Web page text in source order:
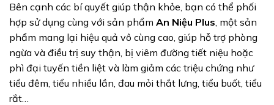
Bên cạnh các bí quyết giúp thận khỏe, bạn có thể phối
hợp sử dụng cùng với sản phẩm An Niệu Plus , một sản
phẩm mang lại hiệu quả vô cùng cao, giúp hỗ trợ phòng
ngừa và điều trị suy thận, bị viêm đường tiết niệu hoặc
phì đại tuyến tiền liệt và làm giảm các triệu chứng như
tiểu đêm, tiểu nhiều lần, đau mỏi thắt lưng, tiểu buốt, tiểu
rắt…